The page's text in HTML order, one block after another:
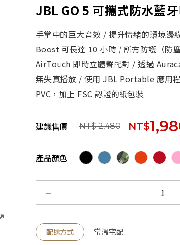
搜尋
JBL GO 5 可攜式防水藍
手掌中的巨大音效 / 提升情緒的環境
Boost 可長達 10 小時 / 所有防護（防
AirTouch 即時立體聲配對 / 透過
無失真播放 / 使用 JBL Portable 應用
PVC，加上 FSC 認證的紙包裝
建議售價 NT$ 2,480 NT$
產品顏色
配送方式 常溫宅配